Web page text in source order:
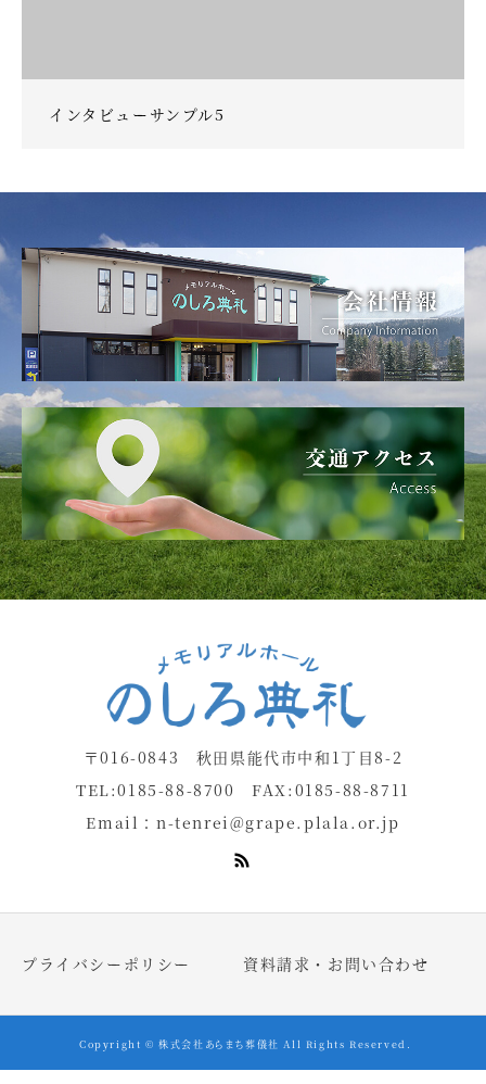
インタビューサンプル5
〒016-0843 秋田県能代市中和1丁目8-2
TEL:0185-88-8700 FAX:0185-88-8711
Email： n-tenrei@grape.plala.or.jp
プライバシーポリシー 資料請求・お問い合わせ
Copyright © 株式会社あらまち葬儀社 All Rights Reserved.